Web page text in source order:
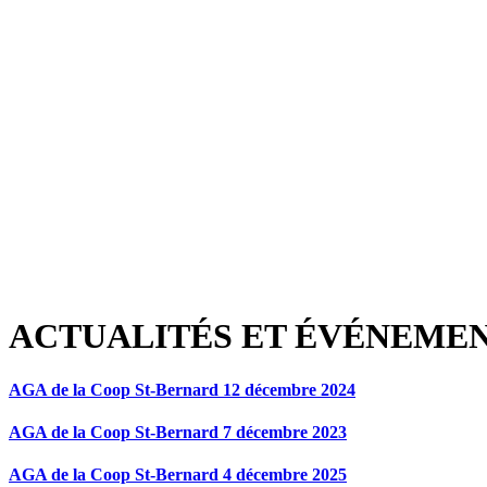
ACTUALITÉS ET
AGA de la Coop St-Bernard 12 décembre 2024
AGA de la Coop St-Bernard 7 décembre 2023
AGA de la Coop St-Bernard 4 décembre 2025